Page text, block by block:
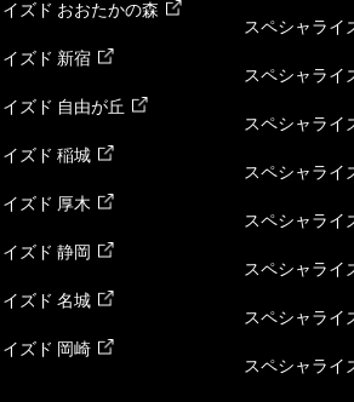
ズド おおたかの森
ズド 新宿
ズド 自由が丘
ズド 稲城
ズド 厚木
ズド 静岡
ズド 名城
ズド 岡崎
スペシャライ
スペシャライ
スペシャライ
スペシャライ
スペシャライ
スペシャライ
スペシャライ
スペシャライ